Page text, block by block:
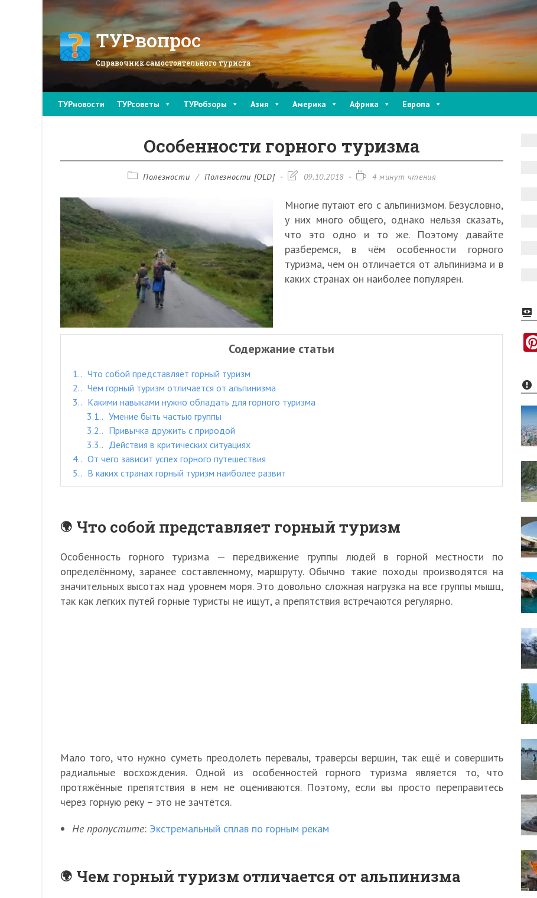
ТУРвопрос
Справочник самостоятельного туриста
ТУРновости ТУРсоветы ТУРобзоры Азия Америка Африка Европа
Особенности горного туризма
РубрикаПолезности / Полезности [OLD]
Запись09.10.2018
Время4 минут чтения
Многие путают его с альпинизмом. Безусловно,
у них много общего, однако нельзя сказать,
что это одно и то же. Поэтому давайте
разберемся, в чём особенности горного
туризма, чем он отличается от альпинизма и в
каких странах он наиболее популярен.
Содержание статьи
1.
Что собой представляет горный туризм
2.
Чем горный туризм отличается от альпинизма
3.
Какими навыками нужно обладать для горного туризма
3.1.
Умение быть частью группы
3.2.
Привычка дружить с природой
3.3.
Действия в критических ситуациях
4.
От чего зависит успех горного путешествия
5.
В каких странах горный туризм наиболее развит
Что собой представляет горный туризм
Особенность горного туризма — передвижение группы людей в горной местности по
определённому, заранее составленному, маршруту. Обычно такие походы производятся на
значительных высотах над уровнем моря. Это довольно сложная нагрузка на все группы мышц,
так как легких путей горные туристы не ищут, а препятствия встречаются регулярно.
Мало того, что нужно суметь преодолеть перевалы, траверсы вершин, так ещё и совершить
радиальные восхождения. Одной из особенностей горного туризма является то, что
протяжённые препятствия в нем не оцениваются. Поэтому, если вы просто переправитесь
через горную реку – это не зачтётся.
Не пропустите: Экстремальный сплав по горным рекам
Чем горный туризм отличается от альпинизма